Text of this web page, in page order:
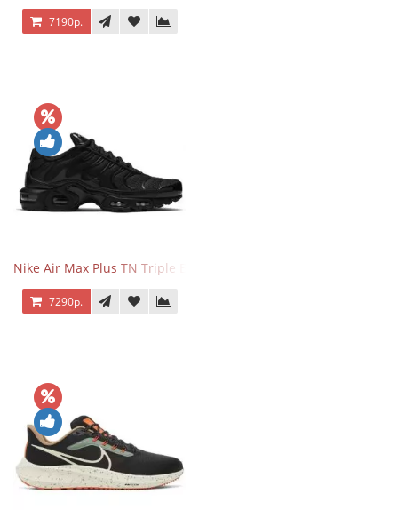
7190р.
Nike Air Max Plus TN Triple Black
7290р.